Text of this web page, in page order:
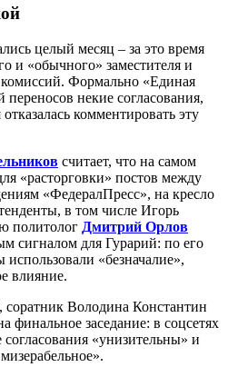
целый месяц – за это время
и «обычного» заместителя и
комиссий. Формально «Единая
некие согласования,
комментировать эту
считает, что на самом
«расторговки» постов между
«ФедералПресс», на кресло
в том числе Игорь
политолог Дмитрий Орлов
сигналом для Гурарий: по его
«безначалие»,
влияние.
Володина Константин
финальное заседание: в соцсетях
«унизительны» и